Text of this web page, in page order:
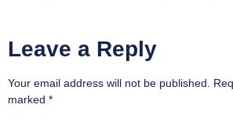
Leave a Reply
Your email address will not be published.
marked *